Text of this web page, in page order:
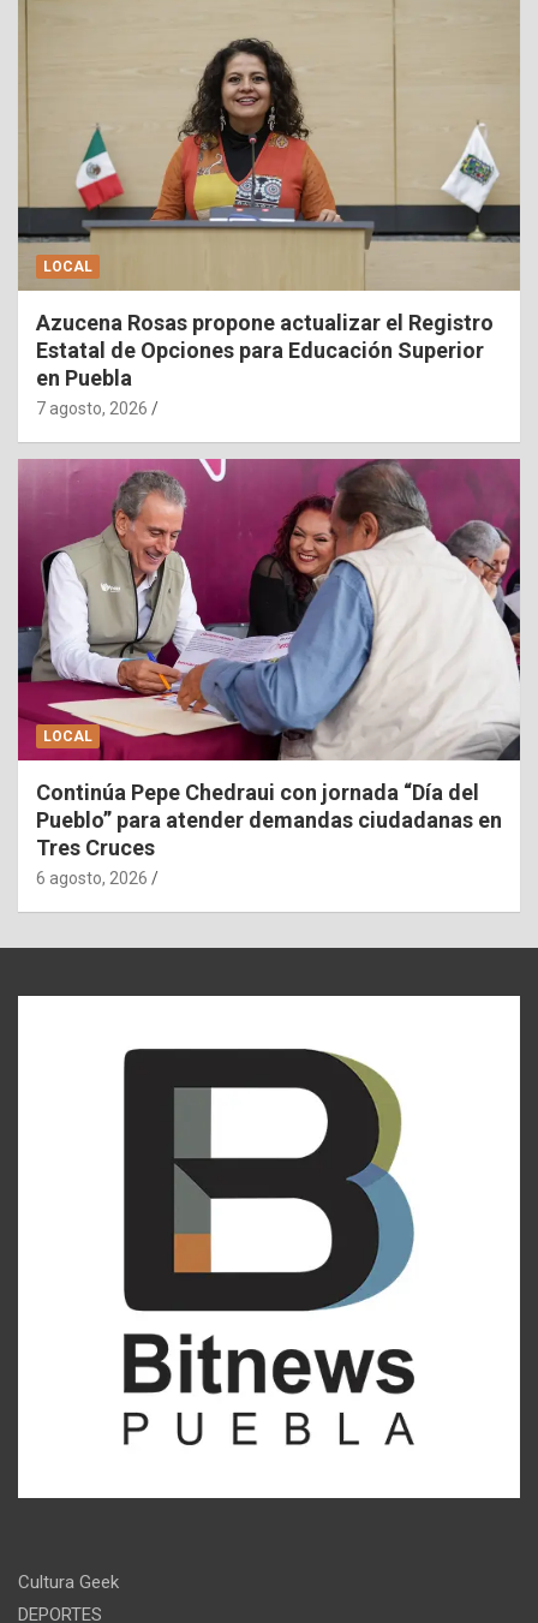
LOCAL
Azucena Rosas propone actualizar el Registro
Estatal de Opciones para Educación Superior
en Puebla
7 agosto, 2026
LOCAL
Continúa Pepe Chedraui con jornada “Día del
Pueblo” para atender demandas ciudadanas en
Tres Cruces
6 agosto, 2026
Cultura Geek
DEPORTES